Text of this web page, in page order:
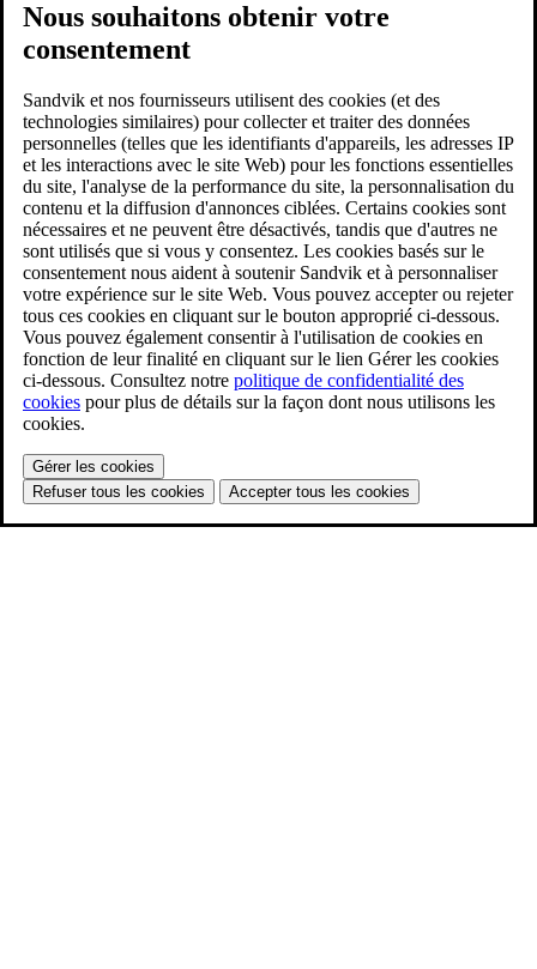
Nous souhaitons obtenir votre
consentement
Sandvik et nos fournisseurs utilisent des cookies (et des
technologies similaires) pour collecter et traiter des données
personnelles (telles que les identifiants d'appareils, les adresses IP
et les interactions avec le site Web) pour les fonctions essentielles
du site, l'analyse de la performance du site, la personnalisation du
contenu et la diffusion d'annonces ciblées. Certains cookies sont
nécessaires et ne peuvent être désactivés, tandis que d'autres ne
sont utilisés que si vous y consentez. Les cookies basés sur le
consentement nous aident à soutenir Sandvik et à personnaliser
votre expérience sur le site Web. Vous pouvez accepter ou rejeter
tous ces cookies en cliquant sur le bouton approprié ci-dessous.
Vous pouvez également consentir à l'utilisation de cookies en
fonction de leur finalité en cliquant sur le lien Gérer les cookies
ci-dessous. Consultez notre politique de confidentialité des
cookies pour plus de détails sur la façon dont nous utilisons les
cookies.
Gérer les cookies
Refuser tous les cookies
Accepter tous les cookies